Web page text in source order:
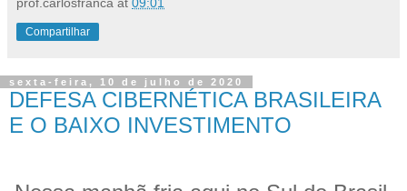
Compartilhar
sexta-feira, 10 de julho de 2020
DEFESA CIBERNÉTICA BRASILEIRA
E O BAIXO INVESTIMENTO